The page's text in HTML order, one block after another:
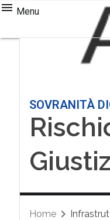
Menu
SOVRANITÀ
Home